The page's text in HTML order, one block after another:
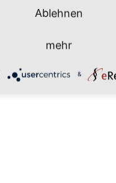
Ablehnen
mehr
&